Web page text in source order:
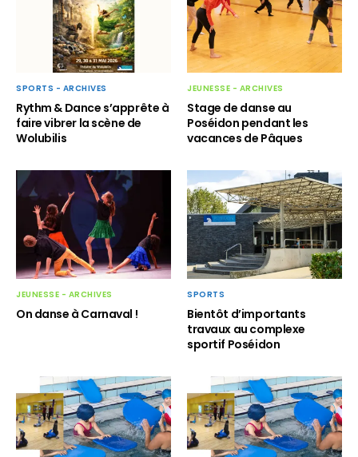
SPORTS - ARCHIVES
Rythm & Dance s’apprête à
faire vibrer la scène de
Wolubilis
JEUNESSE - ARCHIVES
Stage de danse au
Poséidon pendant les
vacances de Pâques
JEUNESSE - ARCHIVES
On danse à Carnaval !
SPORTS
Bientôt d’importants
travaux au complexe
sportif Poséidon